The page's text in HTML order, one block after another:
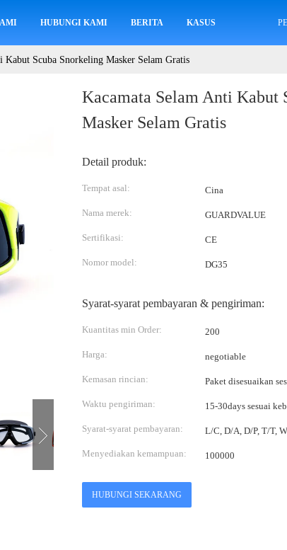
HUBUNGI KAMI BERITA KASUS
Kabut Scuba Snorkeling Masker Selam Gratis
Kacamata Selam Anti Kabut
Masker Selam Gratis
Detail produk:
Tempat asal: Cina
Nama merek: GUARDVALUE
Sertifikasi: CE
Nomor model: DG35
Syarat-syarat pembayaran & pengiriman:
Kuantitas min Order: 200
Harga: negotiable
Kemasan rincian: Paket disesuaikan
Waktu pengiriman: 15-30days sesuai
Syarat-syarat pembayaran: L/C, D/A, D/P, T/T,
Menyediakan kemampuan: 100000
HUBUNGI SEKARANG